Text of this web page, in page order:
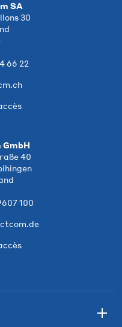
SA
30
66 22
GmbH
40
100